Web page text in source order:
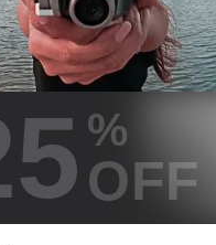
%
OFF